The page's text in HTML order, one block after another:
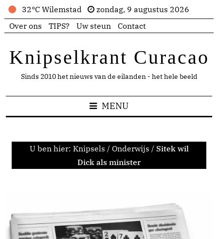
32°C Wilemstad
zondag, 9 augustus 2026
Over ons
TIPS? Uw steun Contact
Knipselkrant Curacao
Sinds 2010 het nieuws van de eilanden - het hele beeld
MENU
U ben hier: Knipsels / Onderwijs / Sitek wil
Dick als minister